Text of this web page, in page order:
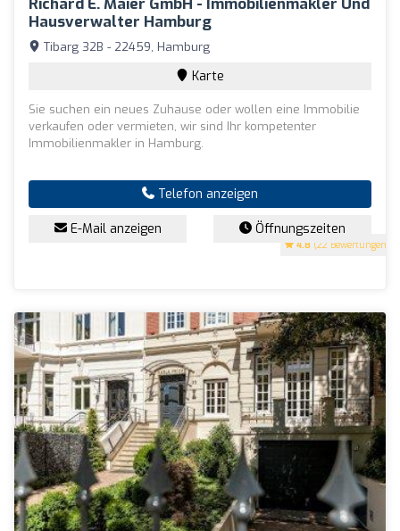
Hausverwalter Hamburg
4.8 (22 Bewertungen)
Tibarg 32B - 22459, Hamburg
Karte
Sie suchen ein neues Zuhause oder wollen eine Immobilie
verkaufen oder vermieten, wir sind Ihr kompetenter
Immobilienmakler in Hamburg.
Telefon anzeigen
E-Mail anzeigen Öffnungszeiten